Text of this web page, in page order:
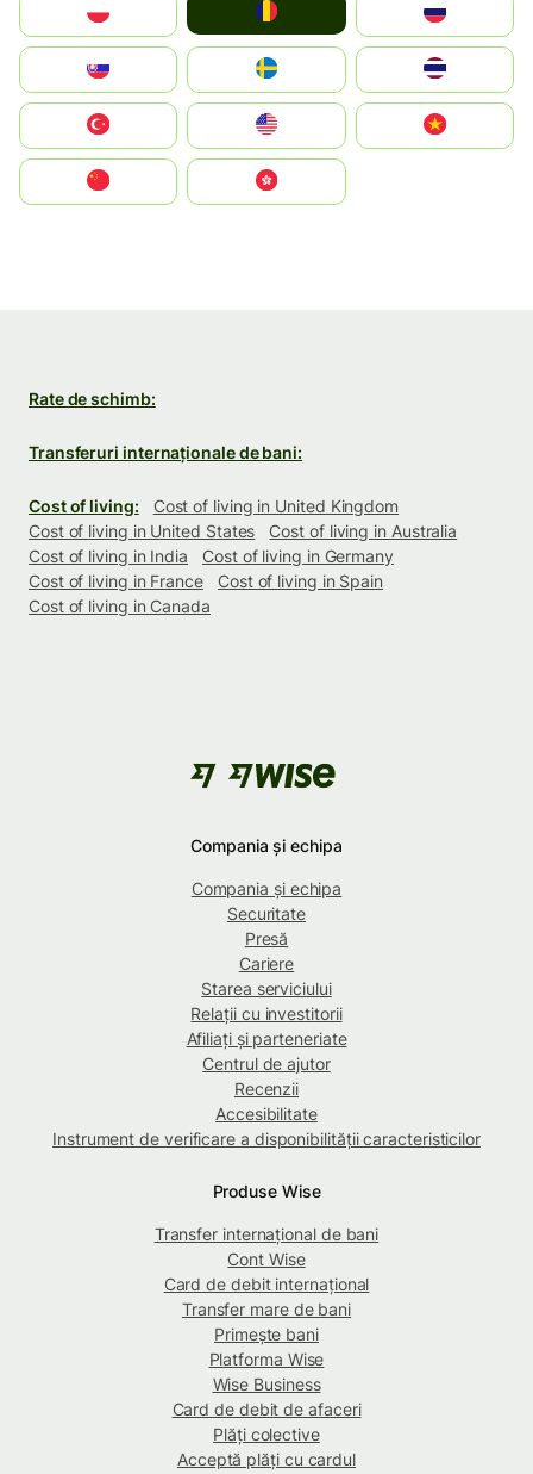
United States
中國香港特別行政區
Rate de schimb:
Transferuri internaționale de bani:
Cost of living:
Cost of living in United Kingdom
Cost of living in United States
Cost of living in Australia
Cost of living in India
Cost of living in Germany
Cost of living in France
Cost of living in Spain
Cost of living in Canada
Compania și echipa
Compania și echipa
Securitate
Presă
Cariere
Starea serviciului
Relații cu investitorii
Afiliați și parteneriate
Centrul de ajutor
Recenzii
Accesibilitate
Instrument de verificare a disponibilității caracteristicilor
Produse Wise
Transfer internațional de bani
Cont Wise
Card de debit internațional
Transfer mare de bani
Primește bani
Platforma Wise
Wise Business
Card de debit de afaceri
Plăți colective
Acceptă plăți cu cardul